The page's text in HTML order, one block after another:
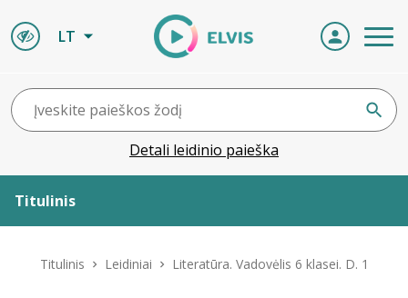
LT
Detali leidinio paieška
Titulinis
Titulinis Leidiniai Literatūra. Vadovėlis 6 klasei. D. 1